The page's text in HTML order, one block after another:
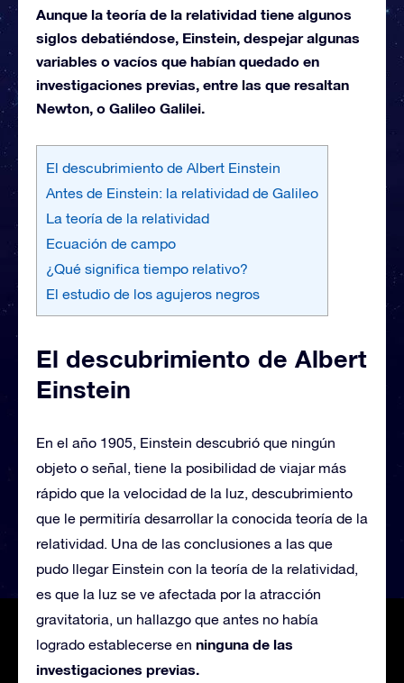
Aunque la teoría de la relatividad tiene algunos
siglos debatiéndose, Einstein, despejar algunas
variables o vacíos que habían quedado en
investigaciones previas, entre las que resaltan
Newton, o Galileo Galilei.
El descubrimiento de Albert Einstein
Antes de Einstein: la relatividad de Galileo
La teoría de la relatividad
Ecuación de campo
¿Qué significa tiempo relativo?
El estudio de los agujeros negros
El descubrimiento de Albert
Einstein
En el año 1905, Einstein descubrió que ningún
objeto o señal, tiene la posibilidad de viajar más
rápido que la velocidad de la luz, descubrimiento
que le permitiría desarrollar la conocida teoría de la
relatividad. Una de las conclusiones a las que
pudo llegar Einstein con la teoría de la relatividad,
es que la luz se ve afectada por la atracción
gravitatoria, un hallazgo que antes no había
logrado establecerse en ninguna de las
investigaciones previas.